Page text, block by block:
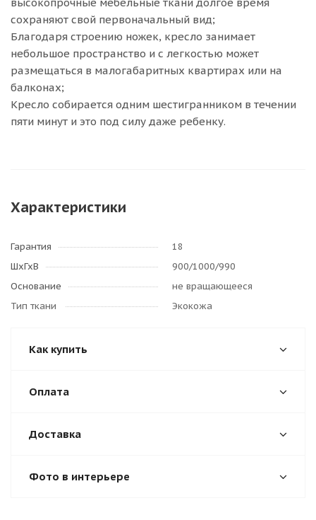
сохраняют свой первоначальный вид;
Благодаря строению ножек, кресло занимает
небольшое пространство и с легкостью может
размещаться в малогабаритных квартирах или на
балконах;
Кресло собирается одним шестигранником в течении
пяти минут и это под силу даже ребенку.
Характеристики
Гарантия
18
ШхГхВ
900/1000/990
Основание
не вращающееся
Тип ткани
Экокожа
Как купить
Оплата
Доставка
Фото в интерьере